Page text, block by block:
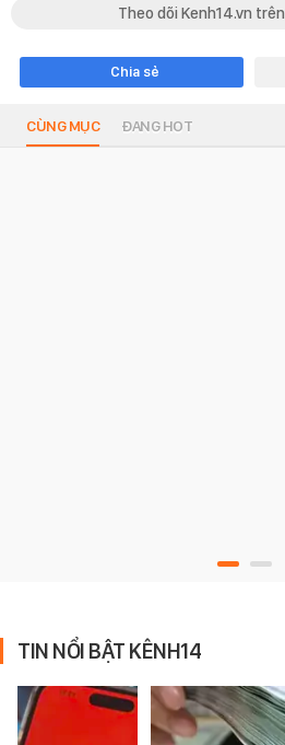
Theo dõi Kenh14.vn trên
Chia sẻ
CÙNG MỤC ĐANG HOT
TIN NỔI BẬT KÊNH14